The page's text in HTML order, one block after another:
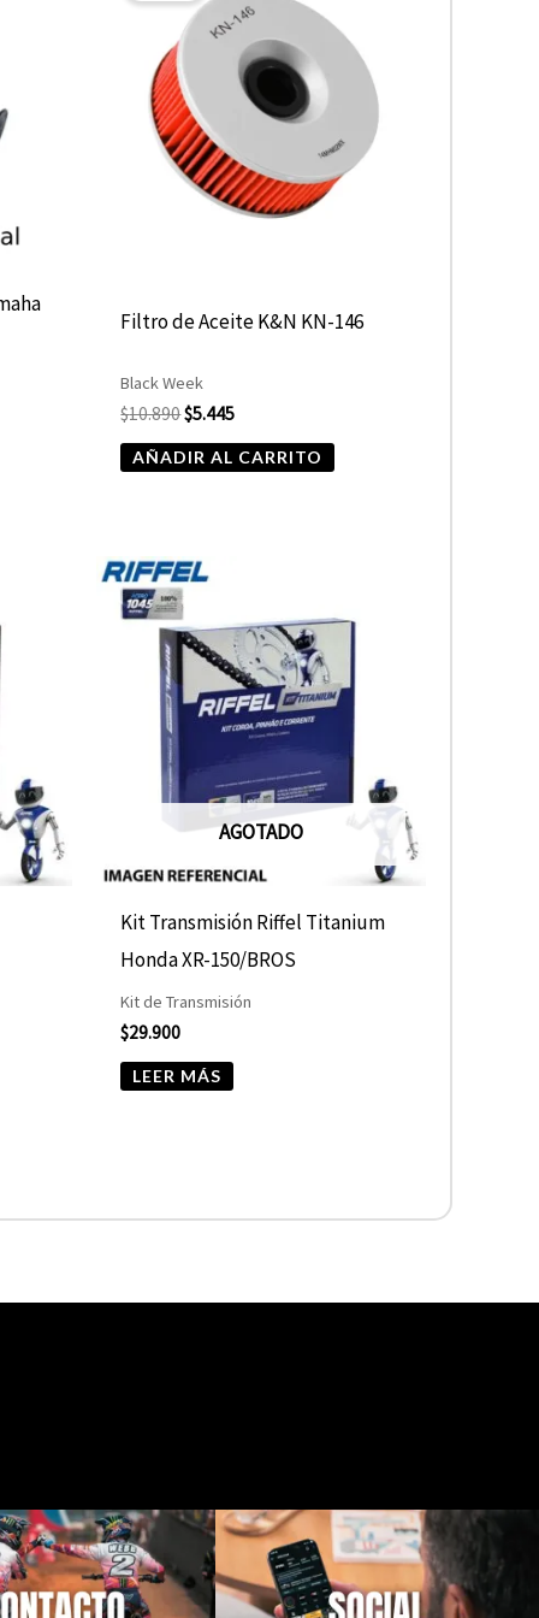
Filtro de Aceite K&N KN-146
Black Week
$10.890
era:
$10.890.
$5.445
es:
$5.445.
AÑADIR AL CARRITO
AGOTADO
Kit Transmisión Riffel Titanium
Honda XR-150/BROS
Kit de Transmisión
$29.900
LEER MÁS